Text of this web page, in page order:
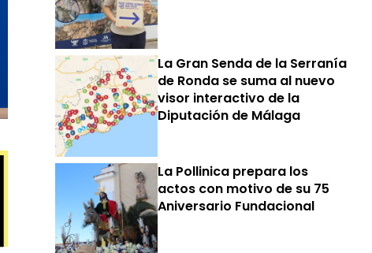
La Gran Senda de la Serranía
de Ronda se suma al nuevo
visor interactivo de la
Diputación de Málaga
La Pollinica prepara los
actos con motivo de su 75
Aniversario Fundacional